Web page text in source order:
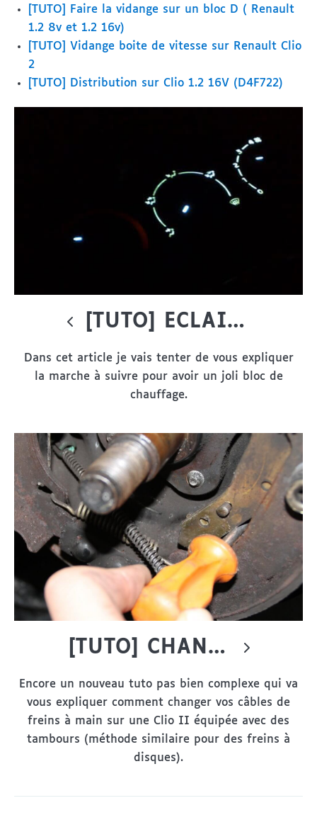
[TUTO] Faire la vidange sur un bloc D ( Renault
1.2 8v et 1.2 16v)
[TUTO] Vidange boite de vitesse sur Renault Clio
2
[TUTO] Distribution sur Clio 1.2 16V (D4F722)
[TUTO] ECLAIRAGE À LED DU BLOC DE CHAUFFAGE SUR CLIO II
Dans cet article je vais tenter de vous expliquer
la marche à suivre pour avoir un joli bloc de
chauffage.
[TUTO] CHANGEMENT DES CÂBLES DE FREINS À MAIN SUR CLIO 2
Encore un nouveau tuto pas bien complexe qui va
vous expliquer comment changer vos câbles de
freins à main sur une Clio II équipée avec des
tambours (méthode similaire pour des freins à
disques).